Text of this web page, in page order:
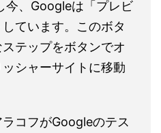
今、Googleは「プレビ
ています。このボタ
テップをボタンでオ
シャーサイトに移動
コフがGoogleのテス